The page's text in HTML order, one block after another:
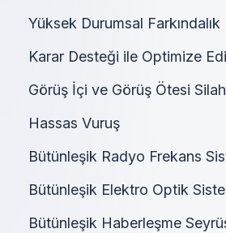
Yüksek Durumsal Farkındalık
Karar Desteği ile Optimize
Görüş İçi ve Görüş Ötesi
Hassas Vuruş
Bütünleşik Radyo Frekans
Bütünleşik Elektro Optik
Bütünleşik Haberleşme